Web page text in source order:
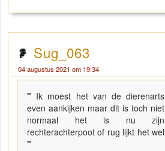
Sug_063
04 augustus 2021 om 19:34
" Ik moest het van de dierenarts
even aankijken maar dit is toch niet
normaal het is nu zijn
rechterachterpoot of rug lijkt het wel
"